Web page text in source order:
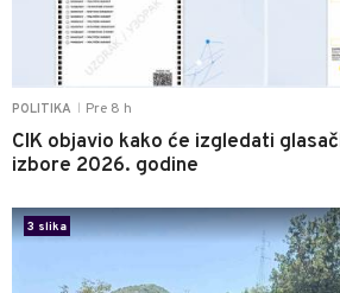
POLITIKA Pre 8 h
CIK objavio kako će izgledati
izbore 2026. godine
3 slika